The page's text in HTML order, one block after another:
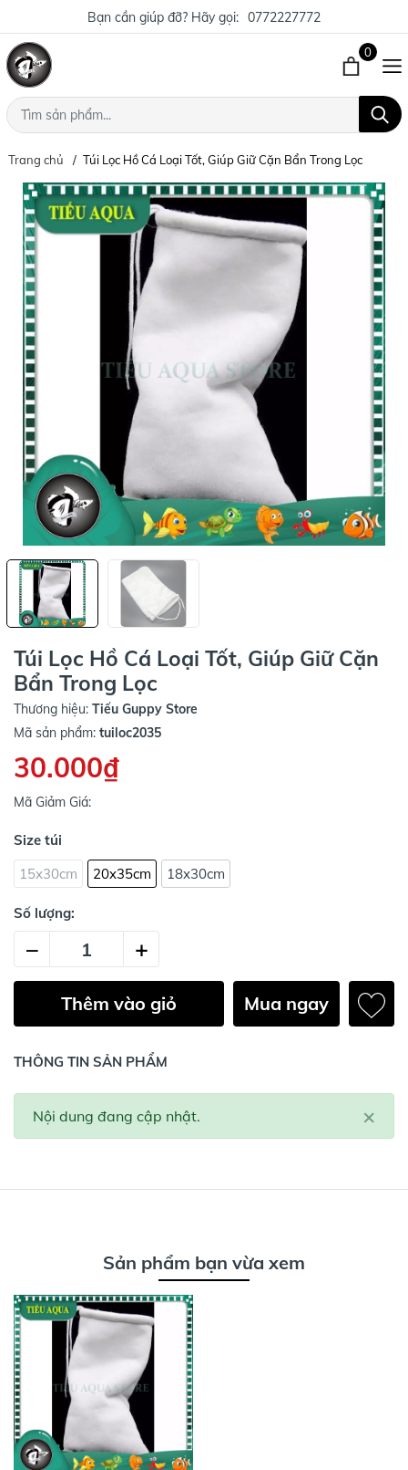
Bạn cần giúp đỡ? Hãy gọi: 0772227772
0
Trang chủ Túi Lọc Hồ Cá Loại Tốt, Giúp Giữ Cặn Bẩn Trong Lọc
Túi Lọc Hồ Cá Loại Tốt, Giúp Giữ Cặn
Bẩn Trong Lọc
Thương hiệu: Tiếu Guppy Store
Mã sản phẩm: tuiloc2035
30.000₫
Mã Giảm Giá:
Size túi
15x30cm
20x35cm 18x30cm
Số lượng:
– +
Thêm vào giỏ Mua ngay
THÔNG TIN SẢN PHẨM
×
Nội dung đang cập nhật.
Sản phẩm bạn vừa xem